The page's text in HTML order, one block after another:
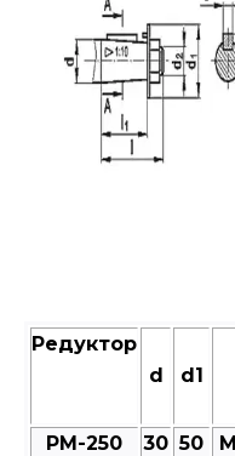
Редуктор
d
d1
РМ-250 30 50